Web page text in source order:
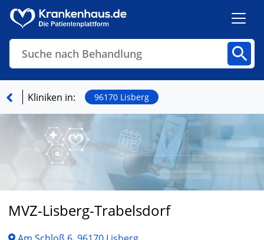
Suche nach Behandlung
Finden
Kliniken in: 96170 Lisberg
MVZ-Lisberg-Trabelsdorf